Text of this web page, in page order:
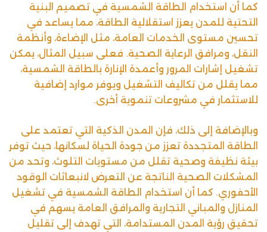
كما أن استخدام الطاقة الشمسية في تصميم البنية
التحتية للمدن يعزز استقلالية الطاقة، مما يساعد في
تحسين مستوى الخدمات العامة، مثل الإضاءة، وأنظمة
النقل، ومرافق الرعاية الصحية. فعلى سبيل المثال، يمكن
تشغيل إشارات المرور وأعمدة الإنارة بالطاقة الشمسية،
مما يقلل من تكاليف التشغيل ويوفر موارد إضافية
للاستثمار في مشروعات تنموية أخرى.
وبالإضافة إلى ذلك، فإن المدن الذكية التي تعتمد على
الطاقة المتجددة تعزز من جودة الحياة لسكانها، حيث توفر
بيئة نظيفة وصحية تقلل من مستويات التلوث، وتحد من
المشكلات الصحية الناتجة عن التعرض لانبعاثات الوقود
الأحفوري. كما أن استخدام الطاقة الشمسية في تشغيل
المنازل والمباني التجارية والمرافق العامة يسهم في
تحقيق رؤية المدن المستدامة، التي تهدف إلى تقليل